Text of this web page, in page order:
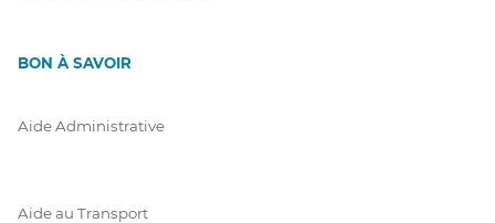
BON À SAVOIR
Aide Administrative
Aide au Transport